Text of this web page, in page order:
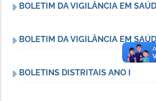
BOLETIM DA VIGILÂNCIA EM
BOLETIM DA VIGILÂNCIA EM
BOLETINS DISTRITAIS ANO I